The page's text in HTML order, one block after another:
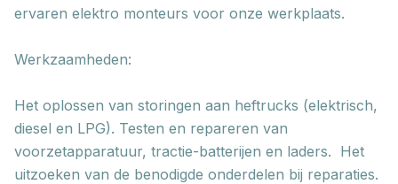
ervaren elektro monteurs voor onze werkplaats.
Werkzaamheden:
Het oplossen van storingen aan heftrucks (elektrisch,
diesel en LPG). Testen en repareren van
voorzetapparatuur, tractie-batterijen en laders. Het
uitzoeken van de benodigde onderdelen bij reparaties.